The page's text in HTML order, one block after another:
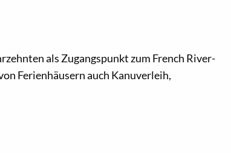
als Zugangspunkt zum French River-
Ferienhäusern auch Kanuverleih,